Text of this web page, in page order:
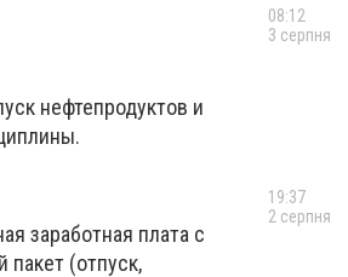
нефтепродуктов и
заработная плата с
пакет (отпуск,
08:12
3 серпня
19:37
2 серпня